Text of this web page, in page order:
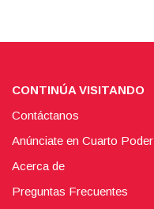
CONTINÚA VISITANDO
Contáctanos
Anúnciate en Cuarto Poder
Acerca de
Preguntas Frecuentes